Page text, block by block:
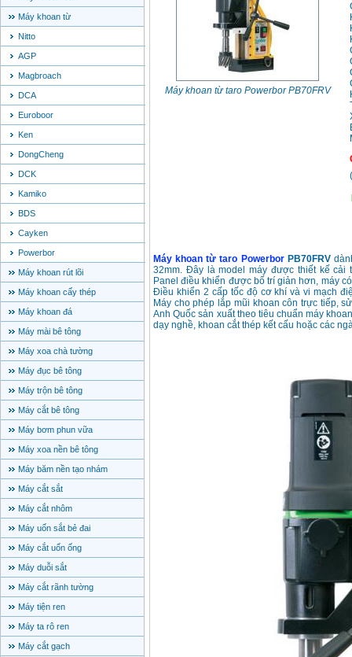
Máy khoan từ
Nitto
AGP
Magbroach
DCA
Euroboor
Ken
DongCheng
DCK
Kamiko
BDS
Cayken
Powerbor
Máy khoan rút lõi
Máy khoan cấy thép
Máy khoan đá
Máy mài bê tông
Máy xoa chà tường
Máy đục bê tông
Máy trộn bê tông
Máy cắt bê tông
Máy bơm phun vữa
Máy xoa nền bê tông
Máy băm nền tạo nhám
Máy cắt sắt
Máy cắt nhôm
Máy uốn sắt bẻ đai
Máy cắt uốn ống
Máy duỗi sắt
Máy cắt rãnh tường
Máy tiện ren
Máy ta rô ren
Máy cắt gạch
Máy khoan từ taro Powerbor PB70FRV
(
Máy khoan từ taro PowerborPB70FRV
32mm. Đây là model máy được thiết kế cải
Panel điều khiển được bố trí giản hơn, máy
Điều khiển 2 cấp tốc độ cơ khí và vi mạch
Máy cho phép lắp mũi khoan côn trực tiếp,
Anh Quốc sản xuất theo tiêu chuẩn máy
dạy nghề, khoan cắt thép kết cấu hoặc các